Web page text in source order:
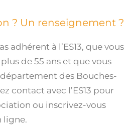
? Un renseignement ?
adhérent à l’ES13, que vous
de 55 ans et que vous
des Bouches-
contact avec l’ES13 pour
ou inscrivez-vous
ligne.